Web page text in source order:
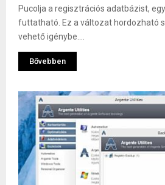
Pucolja a regisztrációs adatbázist,
futtatható. Ez a változat hordozható
vehető igénybe....
Bővebben